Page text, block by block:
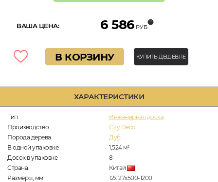
ХАРАКТЕРИСТИКИ
Тип
Инженерная доска
Производство
City Deco
Порода дерева
Дуб
В одной упаковке
1,524 м2
Досок в упаковке
8
Страна
Китай
Размеры, мм
12х127х500-1200
ВАША ЦЕНА: 6 586 РУБ.
В КОРЗИНУ КУПИТЬ ДЕШЕВЛЕ